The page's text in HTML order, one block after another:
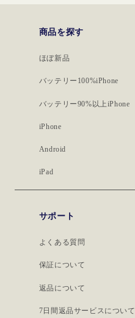
商品を探す
ほぼ新品
バッテリー100%iPhone
バッテリー90%以上iPhone
iPhone
Android
iPad
サポート
よくある質問
保証について
返品について
7日間返品サービスについて